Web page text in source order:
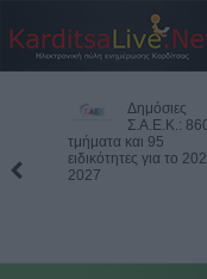
Δημόσιες
Σ.Α.Ε.Κ.: 860
τμήματα και 95
ειδικότητες για το 2026-
2027